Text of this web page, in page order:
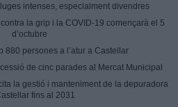
intenses, especialment divendres
la grip i la COVID-19 començarà el 5
d’octubre
880 persones a l’atur a Castellar
de cinc parades al Mercat Municipal
la gestió i manteniment de la depuradora
fins al 2031